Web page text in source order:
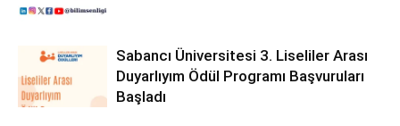
Sabancı Üniversitesi 3. Liseliler Arası
Duyarlıyım Ödül Programı Başvuruları
Başladı